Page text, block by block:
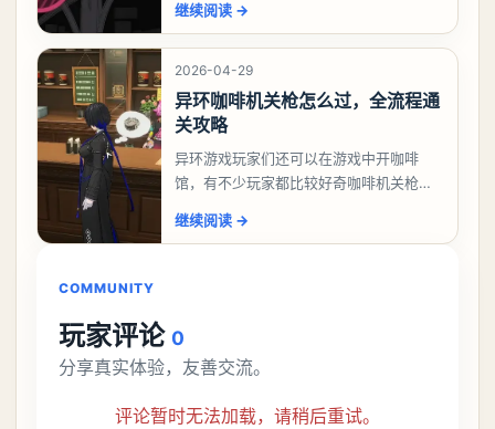
么做，今天游戏熊就来告诉大家。异环异
象委托唤孤归任务攻
继续阅读 →
2026-04-29
异环咖啡机关枪怎么过，全流程通
关攻略
异环游戏玩家们还可以在游戏中开咖啡
馆，有不少玩家都比较好奇咖啡机关枪应
机关枪攻略。异环咖啡机关枪怎么过一、
继续阅读 →
COMMUNITY
玩家评论 0
分享真实体验，友善交流。
评论暂时无法加载，请稍后重试。